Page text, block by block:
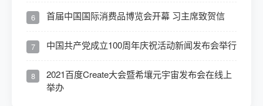
6 首届中国国际消费品博览会开幕 习主席致贺信
7 中国共产党成立100周年庆祝活动新闻发布会举行
8
2021百度Create大会暨希壤元宇宙发布会在线上
举办